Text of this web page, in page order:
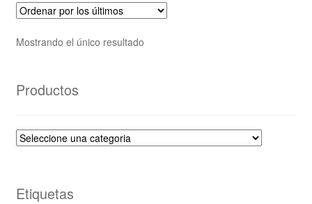
Mostrando el único resultado
Productos
Etiquetas